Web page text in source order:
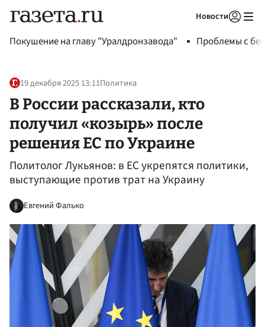
Новости
Покушение на главу "Уралдронзавода" Проблемы с
19 декабря 2025 13:11Политика
В России рассказали, кто
получил «козырь» после
решения ЕС по Украине
Политолог Лукьянов: в ЕС укрепятся политики,
выступающие против трат на Украину
Евгений Фалько